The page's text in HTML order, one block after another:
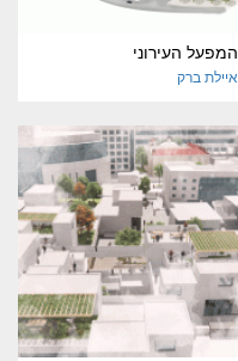
המפעל העירוני
איילת ברק